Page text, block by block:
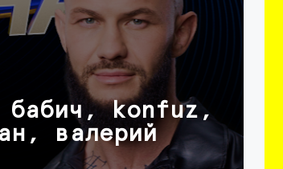
бабич, konfuz,
валерий